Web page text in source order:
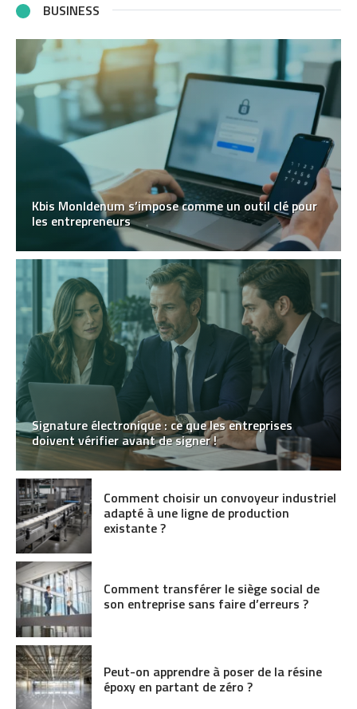
BUSINESS
Kbis MonIdenum s’impose comme un outil clé pour
les entrepreneurs
Signature électronique : ce que les entreprises
doivent vérifier avant de signer !
Comment choisir un convoyeur industriel
adapté à une ligne de production
existante ?
Comment transférer le siège social de
son entreprise sans faire d’erreurs ?
Peut-on apprendre à poser de la résine
époxy en partant de zéro ?